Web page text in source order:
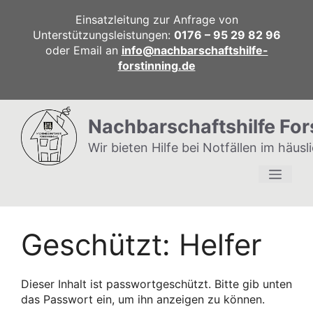
springen
Einsatzleitung zur Anfrage von
Unterstützungsleistungen: 0176 – 95 29 82 96
oder Email an info@nachbarschaftshilfe-
forstinning.de
Nachbarschaftshilfe
Wir bieten Hilfe bei Notfällen im
Menü
Geschützt: Helfer
Dieser Inhalt ist passwortgeschützt. Bitte gib unten
das Passwort ein, um ihn anzeigen zu können.